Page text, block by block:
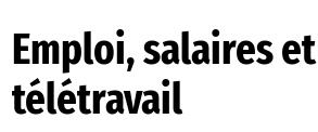
Emploi, salaires et
télétravail